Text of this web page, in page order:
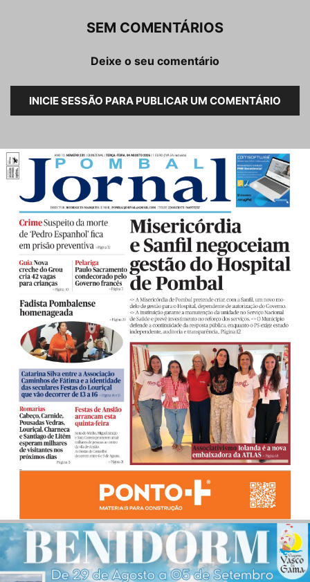
SEM COMENTÁRIOS
Deixe o seu comentário
INICIE SESSÃO PARA PUBLICAR UM COMENTÁRIO